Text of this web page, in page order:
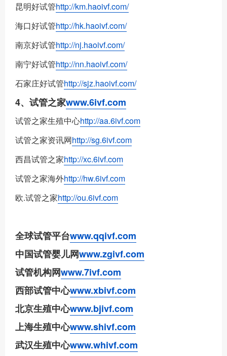
昆明好试管http://km.haoivf.com/
海口好试管http://hk.haoivf.com/
南京好试管http://nj.haoivf.com/
南宁好试管http://nn.haoivf.com/
石家庄好试管http://sjz.haoivf.com/
4、试管之家www.6ivf.com
试管之家生殖中心http://aa.6ivf.com
试管之家资讯网http://sg.6ivf.com
西昌试管之家http://xc.6ivf.com
试管之家海外http://hw.6ivf.com
欧.试管之家http://ou.6ivf.com
全球试管平台www.qqivf.com
中国试管婴儿网www.zgivf.com
试管机构网www.7ivf.com
西部试管中心www.xbivf.com
北京生殖中心www.bjivf.com
上海生殖中心www.shivf.com
武汉生殖中心www.whivf.com